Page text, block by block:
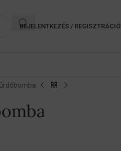
BEJELENTKEZÉS / REGISZTRÁCIÓ